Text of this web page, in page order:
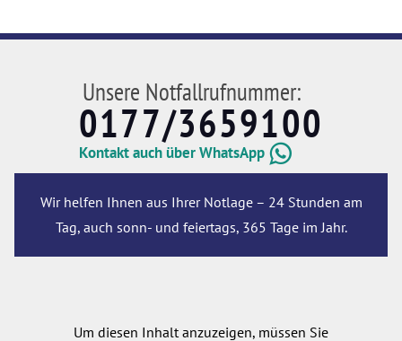
Unsere Notfallrufnummer:
0177/3659100
Kontakt auch über WhatsApp
Wir helfen Ihnen aus Ihrer Notlage – 24 Stunden am
Tag, auch sonn- und feiertags, 365 Tage im Jahr.
Um diesen Inhalt anzuzeigen, müssen Sie